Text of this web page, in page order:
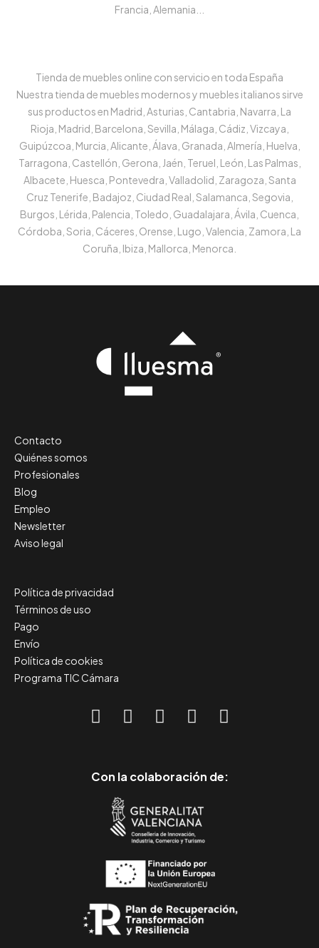
Francia, Alemania...
Tienda de muebles online con servicio en toda España
Nuestra tienda de muebles modernos y muebles italianos sirve
sus productos en Madrid, Asturias, Cantabria, Navarra, La
Rioja, Madrid, Barcelona, Sevilla, Málaga, Cádiz, Vizcaya,
Guipúzcoa, Murcia, Alicante, Álava, Granada, Almería, Huelva,
Tarragona, Castellón, Gerona, Jaén, Teruel, León, Las Palmas,
Albacete, Huesca, Pontevedra, Valladolid, Zaragoza, Santa
Cruz Tenerife, Badajoz, Ciudad Real, Salamanca, Segovia,
Burgos, Lérida, Palencia, Toledo, Guadalajara, Ávila, Cuenca,
Córdoba, Soria, Cáceres, Orense, Lugo, Valencia, Zamora, La
Coruña, Ibiza, Mallorca, Menorca.
Contacto
Quiénes somos
Profesionales
Blog
Empleo
Newsletter
Aviso legal
Política de privacidad
Términos de uso
Pago
Envío
Política de cookies
Programa TIC Cámara
Con la colaboración de: